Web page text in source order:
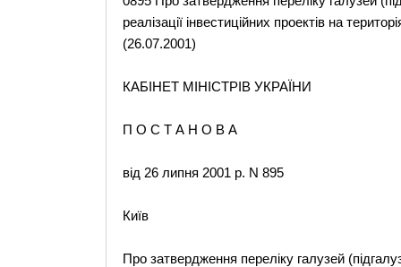
реалізації інвестиційних проектів на
(26.07.2001)
КАБІНЕТ МІНІСТРІВ УКРАЇНИ
П О С Т А Н О В А
від 26 липня 2001 р. N 895
Київ
Про затвердження переліку галузей